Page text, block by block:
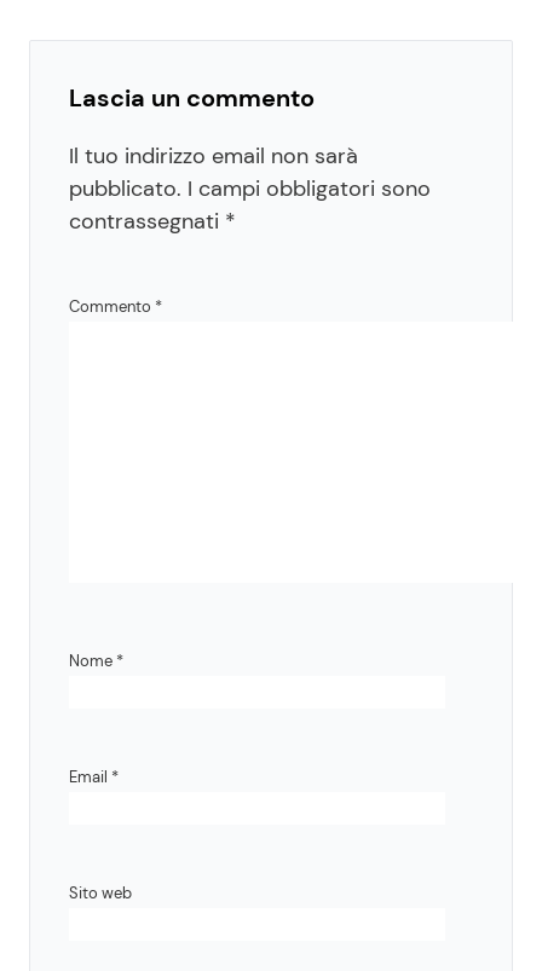
Lascia un commento
Il tuo indirizzo email non sarà
pubblicato. I campi obbligatori sono
contrassegnati *
Commento *
Nome *
Email *
Sito web